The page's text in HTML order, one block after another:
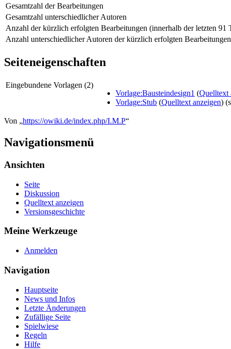
Gesamtzahl der Bearbeitungen
Gesamtzahl unterschiedlicher Autoren
Anzahl der kürzlich erfolgten Bearbeitungen (innerhalb der letzten 91
Anzahl unterschiedlicher Autoren der kürzlich erfolgten Bearbeitungen
Seiteneigenschaften
Eingebundene Vorlagen (2)
Vorlage:Bausteindesign1 (Quelltext
Vorlage:Stub (Quelltext anzeigen)
Von „https://owiki.de/index.php/I.M.P“
Navigationsmenü
Ansichten
Seite
Diskussion
Quelltext anzeigen
Versionsgeschichte
Meine Werkzeuge
Anmelden
Navigation
Hauptseite
News und Infos
Letzte Änderungen
Zufällige Seite
Spielwiese
Regeln
Hilfe